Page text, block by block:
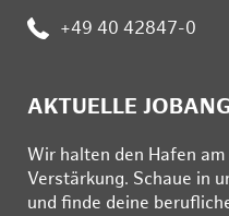
: +49 40 42847-0
AKTUELLE
Wir hal­ten den Ha­fen
Ver­stär­kung. Schau­e in
und fin­de deine